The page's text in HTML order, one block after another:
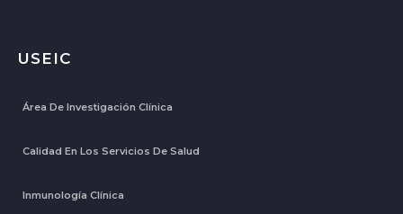
USEIC
Área De Investigación Clínica
Calidad En Los Servicios De Salud
Inmunología Clínica